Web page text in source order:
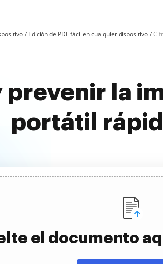
Edición de PDF fácil en cualquier dispositivo
prevenir la
portátil
el documento